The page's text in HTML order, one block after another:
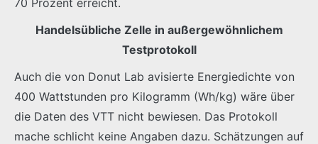
Handelsübliche Zelle in außergewöhnlichem
Testprotokoll
Auch die von Donut Lab avisierte Energiedichte von
400 Wattstunden pro Kilogramm (Wh/kg) wäre über
die Daten des VTT nicht bewiesen. Das Protokoll
mache schlicht keine Angaben dazu. Schätzungen auf